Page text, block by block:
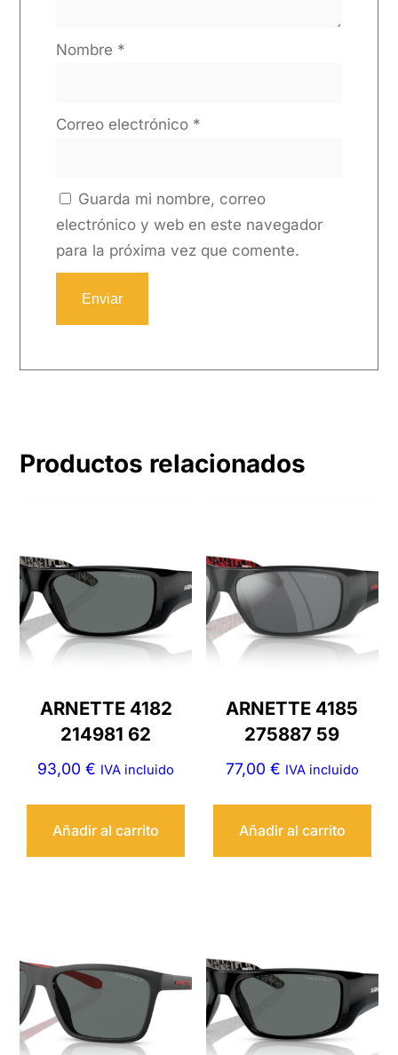
Nombre *
Correo electrónico *
Guarda mi nombre, correo
electrónico y web en este navegador
para la próxima vez que comente.
Productos relacionados
ARNETTE 4182
214981 62
93,00€ IVA incluido
Añadir al carrito
ARNETTE 4185
275887 59
77,00 € IVA incluido
Añadir al carrito